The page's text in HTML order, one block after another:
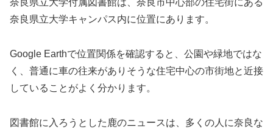
奈良県立大学付属図書館は、奈良市中心部の住宅街にある
奈良県立大学キャンパス内に位置にあります。
Google Earthで位置関係を確認すると、公園や緑地ではな
く、普通に車の往来がありそうな住宅中心の市街地と近接
していることがよく分かります。
図書館に入ろうとした鹿のニュースは、多くの人に奈良な